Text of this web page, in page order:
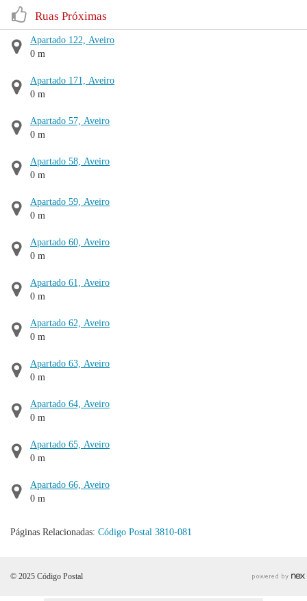
Ruas Próximas
Apartado 122, Aveiro
0 m
Apartado 171, Aveiro
0 m
Apartado 57, Aveiro
0 m
Apartado 58, Aveiro
0 m
Apartado 59, Aveiro
0 m
Apartado 60, Aveiro
0 m
Apartado 61, Aveiro
0 m
Apartado 62, Aveiro
0 m
Apartado 63, Aveiro
0 m
Apartado 64, Aveiro
0 m
Apartado 65, Aveiro
0 m
Apartado 66, Aveiro
0 m
Páginas Relacionadas: Código Postal 3810-081
© 2025 Código Postal